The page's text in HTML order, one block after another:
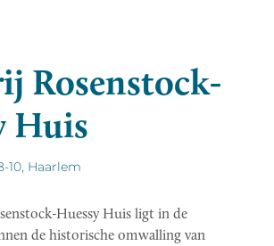
Rosenstock-
Huis
10, Haarlem
Huessy Huis ligt in de
de historische omwalling van